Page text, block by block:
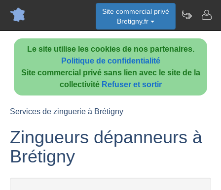
Le site utilise les cookies de nos partenaires.
Politique de confidentialité
Site commercial privé sans lien avec le site de la
collectivité Refuser et sortir
Site commercial privé
Bretigny.fr
Services de zinguerie à Brétigny
Zingueurs dépanneurs à
Brétigny